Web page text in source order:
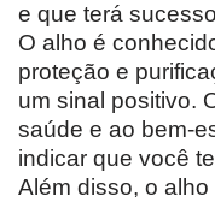
e que terá
O alho é
proteção e
um sinal positivo.
saúde e ao bem-
indicar que você
Além disso, o